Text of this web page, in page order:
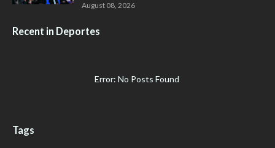
August 08, 2026
Recent in Deportes
Error: No Posts Found
Tags